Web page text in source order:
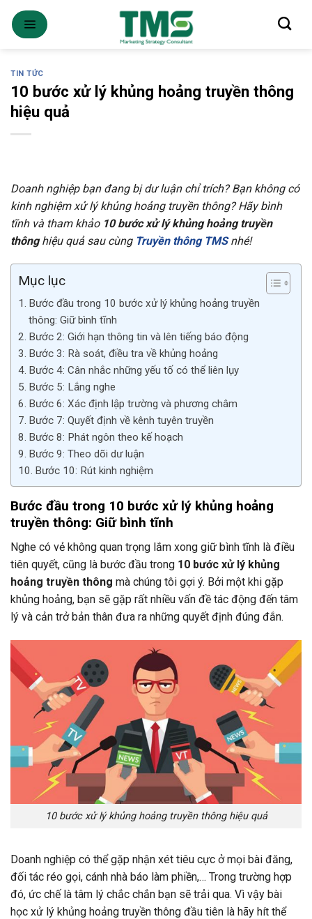
Skip
content
TIN TỨC
10 bước xử lý khủng hoảng truyền thông
hiệu quả
Doanh nghiệp bạn đang bị dư luận chỉ trích? Bạn không có
kinh nghiệm xử lý khủng hoảng truyền thông? Hãy bình
tĩnh và tham khảo 10 bước xử lý khủng hoảng truyền
thônghiệu quả sau cùng Truyền thông TMS nhé!
Mục lục
Bước đầu trong 10 bước xử lý khủng hoảng truyền
thông: Giữ bình tĩnh
Bước 2: Giới hạn thông tin và lên tiếng báo động
Bước 3: Rà soát, điều tra về khủng hoảng
Bước 4: Cân nhắc những yếu tố có thể liên lụy
Bước 5: Lắng nghe
Bước 6: Xác định lập trường và phương châm
Bước 7: Quyết định về kênh tuyên truyền
Bước 8: Phát ngôn theo kế hoạch
Bước 9: Theo dõi dư luận
Bước 10: Rút kinh nghiệm
Bước đầu trong 10 bước xử lý khủng hoảng
truyền thông: Giữ bình tĩnh
Nghe có vẻ không quan trọng lắm xong giữ bình tĩnh là điều
tiên quyết, cũng là bước đầu trong 10 bước xử lý khủng
hoảng truyền thông mà chúng tôi gợi ý. Bởi một khi gặp
khủng hoảng, bạn sẽ gặp rất nhiều vấn đề tác động đến tâm
lý và cản trở bản thân đưa ra những quyết định đúng đắn.
10 bước xử lý khủng hoảng truyền thông hiệu quả
Doanh nghiệp có thể gặp nhận xét tiêu cực ở mọi bài đăng,
đối tác réo gọi, cánh nhà báo làm phiền,… Trong trường hợp
đó, ức chế là tâm lý chắc chắn bạn sẽ trải qua. Vì vậy bài
học xử lý khủng hoảng truyền thông đầu tiên là hãy hít thể